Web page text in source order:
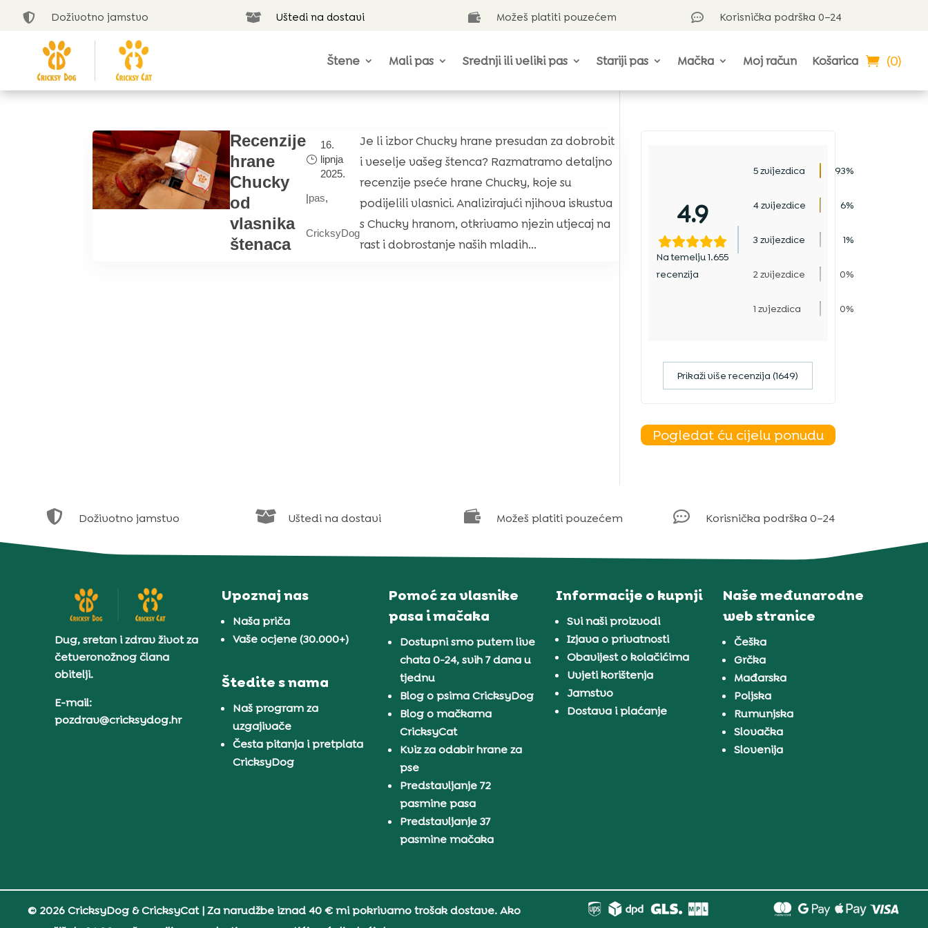
 Doživotno jamstvo  Uštedi na dostavi  Možeš platiti pouzećem  Korisnička podrška 0–24
Štene Mali pas Srednji ili veliki pas Stariji pas Mačka Moj račun Košarica (0)
Recenzije
hrane
Chucky
od
vlasnika
štenaca
16.
lipnja
2025.
|pas,
CricksyDog
Je li izbor Chucky hrane presudan za dobrobit
i veselje vašeg štenca? Razmatramo detaljno
recenzije pseće hrane Chucky, koje su
podijelili vlasnici. Analizirajući njihova iskustva
s Chucky hranom, otkrivamo njezin utjecaj na
rast i dobrostanje naših mladih...
4.9
Na temelju 1.655
recenzija
5 zvijezdica 93%
4 zvijezdice 6%
3 zvijezdice 1%
2 zvijezdice 0%
1 zvjezdica 0%
Prikaži više recenzija (1649)
Pogledat ću cijelu ponudu
 Doživotno jamstvo  Uštedi na dostavi  Možeš platiti pouzećem  Korisnička podrška 0–24
Dug, sretan i zdrav život za
četveronožnog člana
obitelji.
E-mail:
pozdrav@cricksydog.hr
Upoznaj nas
Naša priča
Vaše ocjene (30.000+)
Štedite s nama
Naš program za
uzgajivače
Česta pitanja i pretplata
CricksyDog
Pomoć za vlasnike
pasa i mačaka
Dostupni smo putem live
chata 0-24, svih 7 dana u
tjednu
Blog o psima CricksyDog
Blog o mačkama
CricksyCat
Kviz za odabir hrane za
pse
Predstavljanje 72
pasmine pasa
Predstavljanje 37
pasmine mačaka
Informacije o kupnji
Svi naši proizvodi
Izjava o privatnosti
Obavijest o kolačićima
Uvjeti korištenja
Jamstvo
Dostava i plaćanje
Naše međunarodne
web stranice
Češka
Grčka
Mađarska
Poljska
Rumunjska
Slovačka
Slovenija
© 2026 CricksyDog & CricksyCat| Za narudžbe iznad 40 € mi pokrivamo trošak dostave. Ako